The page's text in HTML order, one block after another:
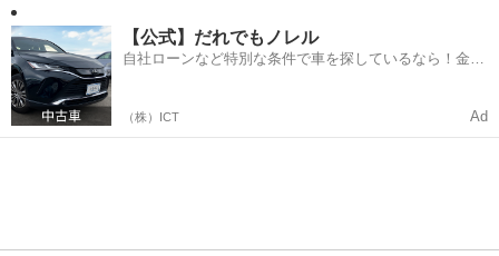
【公式】だれでもノレル
自社ローンなど特別な条件で車を探しているなら！金利
（株）ICT Ad